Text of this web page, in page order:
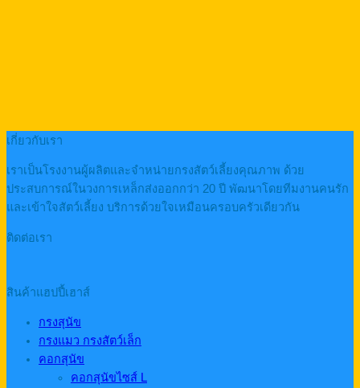
เกี่ยวกับเรา
เราเป็นโรงงานผู้ผลิตและจำหน่ายกรงสัตว์เลี้ยงคุณภาพ ด้วย
ประสบการณ์ในวงการเหล็กส่งออกกว่า 20 ปี พัฒนาโดยทีมงานคนรัก
และเข้าใจสัตว์เลี้ยง บริการด้วยใจเหมือนครอบครัวเดียวกัน
ติดต่อเรา
สินค้าแฮปปี้เฮาส์
กรงสุนัข
กรงแมว กรงสัตว์เล็ก
คอกสุนัข
คอกสุนัขไซส์ L